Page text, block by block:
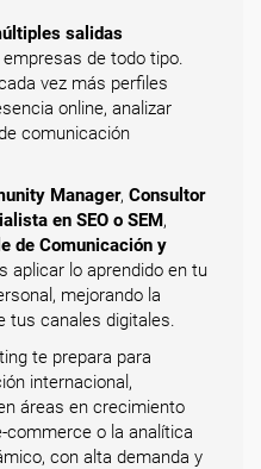
salidas
de todo tipo.
vez más perfiles
online, analizar
comunicación
Manager, Consultor
en SEO o SEM,
de Comunicación y
aplicar lo aprendido en tu
mejorando la
tus canales digitales.
te prepara para
internacional,
áreas en crecimiento
commerce o la analítica
con alta demanda y